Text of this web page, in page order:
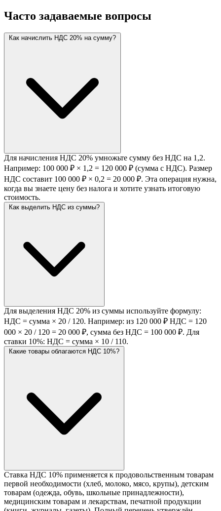
Часто задаваемые вопросы
Как начислить НДС 20% на сумму?
Для начисления НДС 20% умножьте сумму без НДС на 1,2.
Например: 100 000 ₽ × 1,2 = 120 000 ₽ (сумма с НДС). Размер
НДС составит 100 000 ₽ × 0,2 = 20 000 ₽. Эта операция нужна,
когда вы знаете цену без налога и хотите узнать итоговую
стоимость.
Как выделить НДС из суммы?
Для выделения НДС 20% из суммы используйте формулу:
НДС = сумма × 20 / 120. Например: из 120 000 ₽ НДС = 120
000 × 20 / 120 = 20 000 ₽, сумма без НДС = 100 000 ₽. Для
ставки 10%: НДС = сумма × 10 / 110.
Какие товары облагаются НДС 10%?
Ставка НДС 10% применяется к продовольственным товарам
первой необходимости (хлеб, молоко, мясо, крупы), детским
товарам (одежда, обувь, школьные принадлежности),
медицинским товарам и лекарствам, печатной продукции